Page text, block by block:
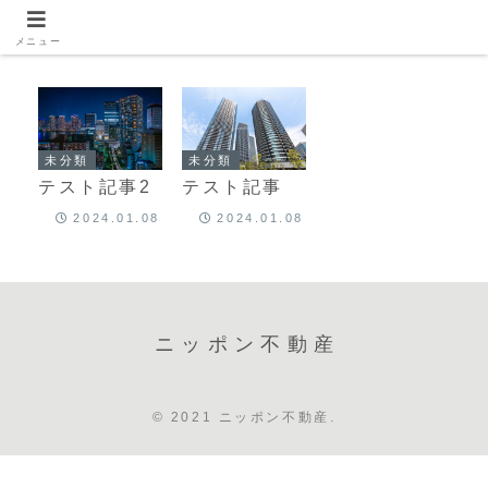
未分類
テスト記事2
2024.01.08
未分類
テスト記事
2024.01.08
ニッポン不動産
© 2021 ニッポン不動産.
メニュー